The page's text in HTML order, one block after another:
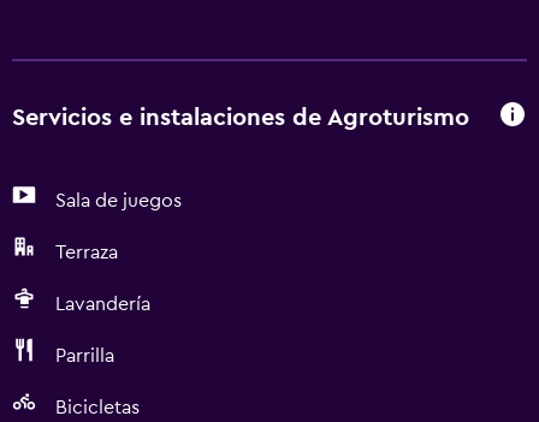
Servicios e instalaciones de Agroturismo
Sala de juegos
Terraza
Lavandería
Parrilla
Bicicletas